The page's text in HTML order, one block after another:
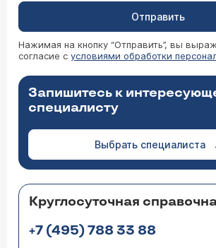
Отправить
Нажимая на кнопку “Отправить”, вы
согласие с условиями обработки
Запишитесь к
специалисту
Выбрать специалиста
Круглосуточная
+7 (495) 788 33 88